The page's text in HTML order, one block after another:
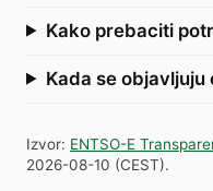
Kako prebaciti
Kada se objavljuju
Izvor: ENTSO-E
2026-08-10 (CEST).